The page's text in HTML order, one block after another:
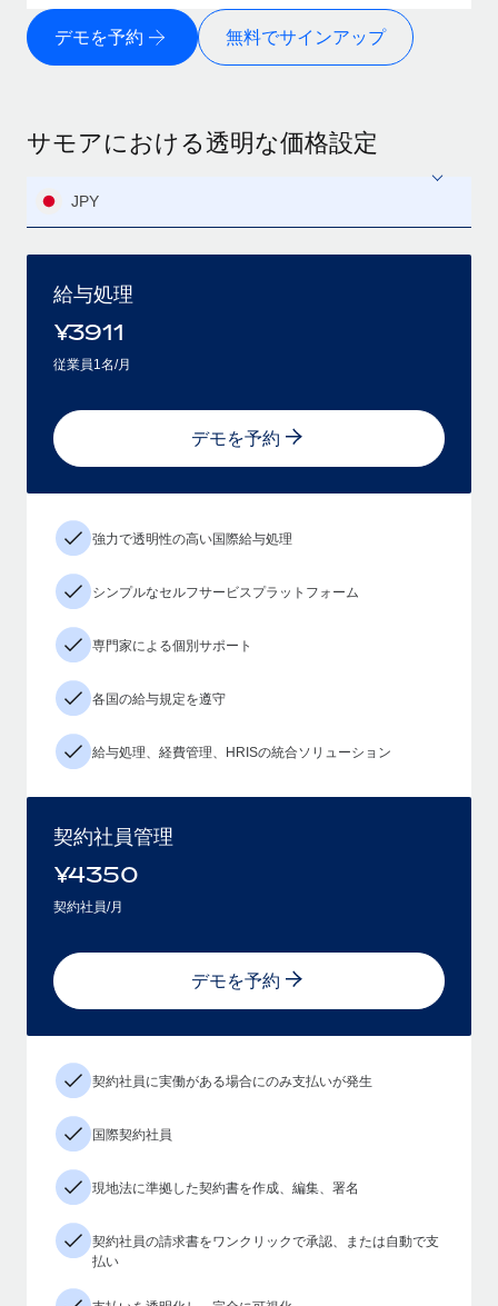
デモを予約 無料でサインアップ
サモアにおける透明な価格設定
JPY
給与処理
¥3911
従業員1名/月
デモを予約
強力で透明性の高い国際給与処理
シンプルなセルフサービスプラットフォーム
専門家による個別サポート
各国の給与規定を遵守
給与処理、経費管理、HRISの統合ソリューション
契約社員管理
¥4350
契約社員/月
デモを予約
契約社員に実働がある場合にのみ支払いが発生
国際契約社員
現地法に準拠した契約書を作成、編集、署名
契約社員の請求書をワンクリックで承認、または自動で支
払い